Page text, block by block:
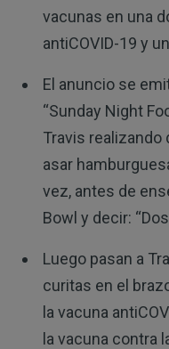
vacunas en una
antiCOVID-19 y
El anuncio se
“Sunday Night
Travis
asar
vez, antes de
Bowl y decir:
Luego pasan a
curitas en el
la vacuna
la vacuna contra